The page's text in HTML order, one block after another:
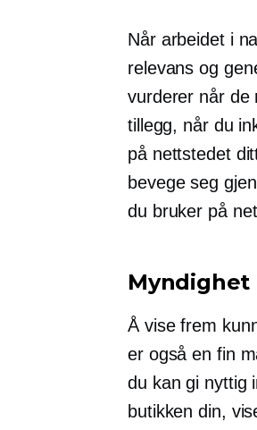
Når arbeidet i
relevans og
vurderer når de
tillegg, når du
på nettstedet
bevege seg
du bruker på
Myndighet
Å vise frem
er også en fin
du kan gi nyttig
butikken din,